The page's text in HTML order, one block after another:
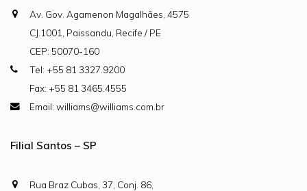
Av. Gov. Agamenon Magalhães, 4575
CJ.1001, Paissandu, Recife / PE
CEP: 50070-160
Tel: +55 81 3327.9200
Fax: +55 81 3465.4555
Email: williams@williams.com.br
Filial Santos – SP
Rua Braz Cubas, 37, Conj. 86,